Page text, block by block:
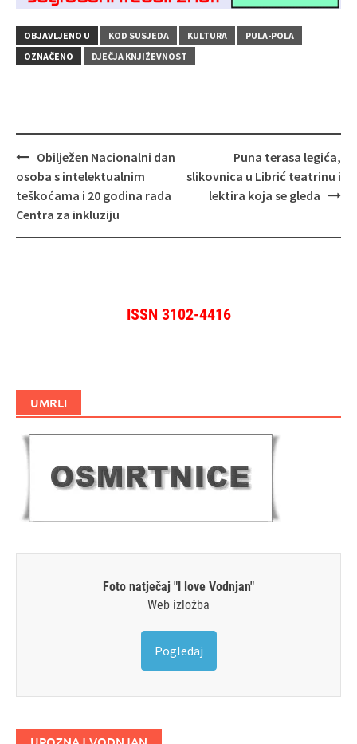
OBJAVLJENO U KOD SUSJEDA KULTURA
PULA-POLA
OZNAČENO
DJEČJA KNJIŽEVNOST
Navigacija
objava
Obilježen Nacionalni dan
osoba s intelektualnim
teškoćama i 20 godina rada
Centra za inkluziju
Puna terasa legića,
slikovnica u Librić teatrinu i
lektira koja se gleda
ISSN 3102-4416
UMRLI
Foto natječaj "I love Vodnjan"
Web izložba
Pogledaj